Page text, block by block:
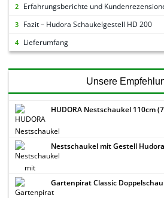
2 Erfahrungsberichte und
3 Fazit – Hudora Schaukelgestell HD 200
4 Lieferumfang
Unsere
HUDORA Nestschaukel 110cm
Nestschaukel mit Gestell
Gartenpirat Classic